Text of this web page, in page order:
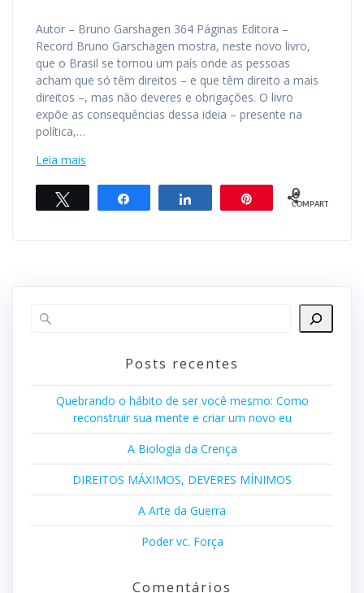
Autor – Bruno Garshagen 364 Páginas Editora –
Record Bruno Garschagen mostra, neste novo livro,
que o Brasil se tornou um país onde as pessoas
acham que só têm direitos – e que têm direito a mais
direitos –, mas não deveres e obrigações. O livro
expõe as consequências dessa ideia – presente na
política,…
Leia mais
Compartilhar Compartilhar 0
COMPART.
Posts recentes
Quebrando o hábito de ser você mesmo: Como
reconstruir sua mente e criar um novo eu
A Biologia da Crença
DIREITOS MÁXIMOS, DEVERES MÍNIMOS
A Arte da Guerra
Poder vc. Força
Comentários